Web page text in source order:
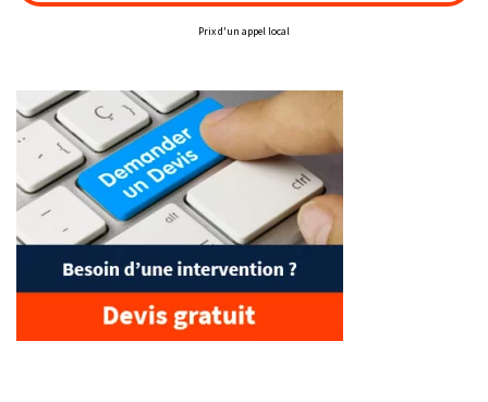
Prix d'un appel local